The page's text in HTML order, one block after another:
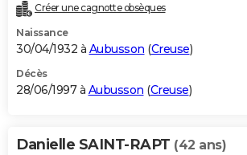
Créer une cagnotte obsèques
Naissance
30/04/1932 à Aubusson (Creuse)
Décès
28/06/1997 à Aubusson (Creuse)
Danielle SAINT-RAPT (42 ans)